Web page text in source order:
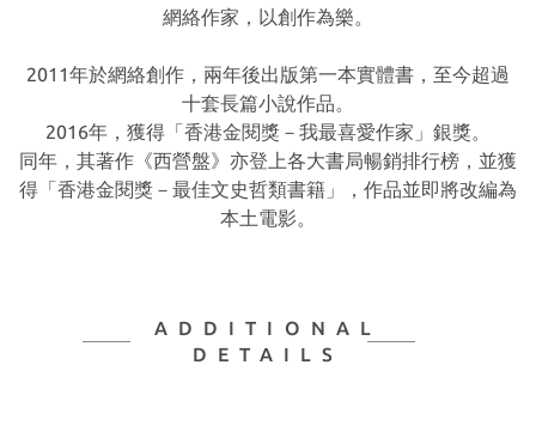
網絡作家，以創作為樂。
2011年於網絡創作，兩年後出版第一本實體書，至今超過
十套長篇小說作品。
2016年，獲得「香港金閱獎－我最喜愛作家」銀獎。
同年，其著作《西營盤》亦登上各大書局暢銷排行榜，並獲
得「香港金閱獎－最佳文史哲類書籍」，作品並即將改編為
本土電影。
ADDITIONAL
DETAILS